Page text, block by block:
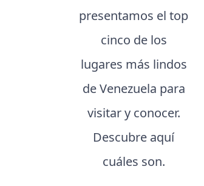
presentamos el top
cinco de los
lugares más lindos
de Venezuela para
visitar y conocer.
Descubre aquí
cuáles son.